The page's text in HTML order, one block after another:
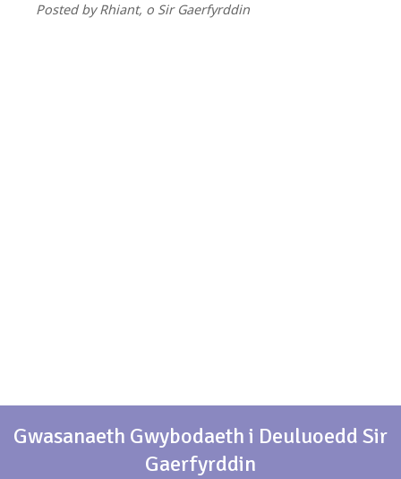
Posted by Rhiant, o Sir Gaerfyrddin
Gwasanaeth Gwybodaeth i Deuluoedd Sir
Gaerfyrddin